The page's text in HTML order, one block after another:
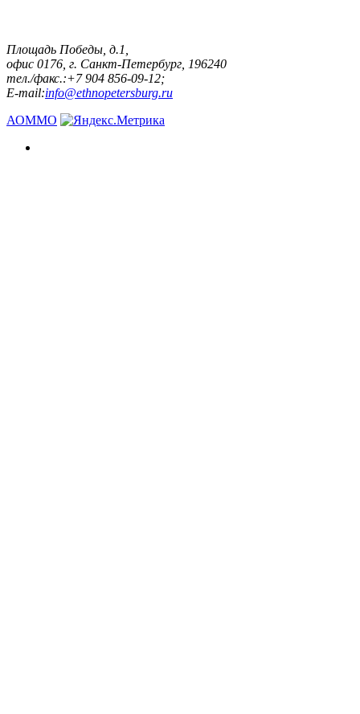
Площадь Победы, д.1,
офис 0176, г. Санкт-Петербург, 196240
тел./факс.:+7 904 856-09-12;
E-mail:info@ethnopetersburg.ru
АОММО